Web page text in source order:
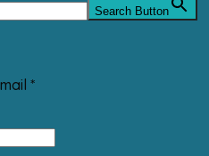
Search Button
*